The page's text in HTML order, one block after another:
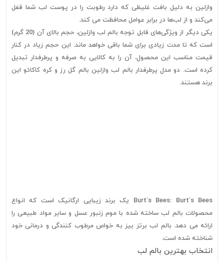
وازلین به دلیل بافت غلیظی که دارد رطوبت را در پوست لب شما قفل
می‌کند و از لب‌ها در برابر عوامل محافظت می کند.
یکی دیگر از ویژگی‌های قابل توجه بالم لب وازلین، حجم بالای آن (20 گرم)
است که تا مدت زیادی برای شما باقی خواهد ماند. این حجم زیاد در کنار
قیمت مناسب این محصول، آن را به کالایی به صرفه و پرطرفدار تبدیل
کرده است. دو مدل پرطرفدار بالم لب وازلین بالم گل رز و کره کاکائو این
برند هستند.
Burt’s Bees: Burt’s Bees یک برند زیبایی ارگانیک است که انواع
محصولات بالم لب ساخته شده با موم زنبور عسل و سایر مواد طبیعی را
ارائه می دهد. بالم لب برتز بیز به خواص مرطوب کنندگی و درمانی خود
شناخته شده است.
انتخاب بهترین بالم لب